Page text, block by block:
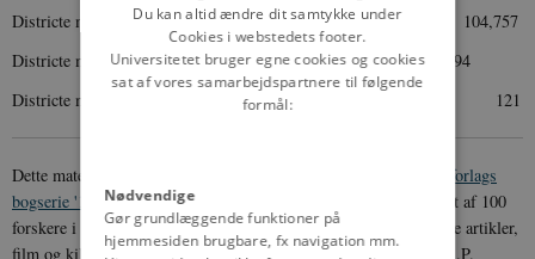
Districte mit Dänischer Kirchensprache 104,757
Districte mit Dänischer und Deutscher Kirchensprache 20,394
Districte mit Holländischer Kirchensprache 121
Dette materiale er udgivet i forbindelse med
Aarhus Universitetsforlags
bogserie '100 danmarkshistorier'
, der er Danmarks historie fortalt af 100
forskere i 100 bøger. På danmarkshistorien.dk udkommer løbende artikler,
film og kilder i forbindelse med bøgerne. Projektet er støttet af A.P.
Du kan altid ændre dit samtykke under
Cookies i webstedets footer.
Universitetet bruger egne cookies og cookies
sat af vores samarbejdspartnere til følgende
formål:
Nødvendige
Gør grundlæggende funktioner på
hjemmesiden brugbare, fx navigation mm.